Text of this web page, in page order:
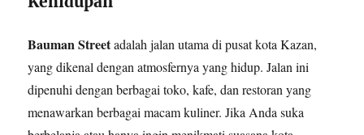
Bauman Streetadalah jalan utama di pusat kota Kazan,
yang dikenal dengan atmosfernya yang hidup. Jalan ini
dipenuhi dengan berbagai toko, kafe, dan restoran yang
menawarkan berbagai macam kuliner. Jika Anda suka